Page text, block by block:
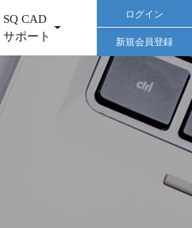
SQ CAD
サポート
ログイン
新規会員登録